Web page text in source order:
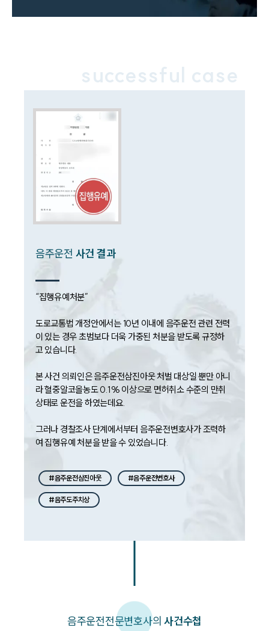
전체
음주운전·교통사고전문변호사추천
소식/자료
뉴스레터/브로슈어
대륜법률상담예약
successful case
음주운전 사건 결과
“집행유예처분”
도로교통법 개정안에서는 10년 이내에 음주운전 관련 전력
이 있는 경우 초범보다 더욱 가중된 처분을 받도록 규정하
고 있습니다.
본 사건 의뢰인은 음주운전삼진아웃 처벌 대상일 뿐만 아니
라 혈중알코올농도 0.1% 이상으로 면허취소 수준의 만취
상태로 운전을 하였는데요.
그러나 경찰조사 단계에서부터 음주운전변호사가 조력하
여 집행유예 처분을 받을 수 있었습니다.
#음주운전삼진아웃 #음주운전변호사
#음주도주치상
음주운전전문변호사의사건수첩